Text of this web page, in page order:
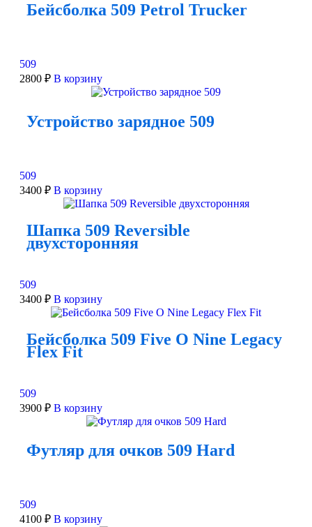
Бейсболка 509 Petrol Trucker
509
2800 ₽ В корзину
Устройство зарядное 509
509
3400 ₽ В корзину
Шапка 509 Reversible
двухсторонняя
509
3400 ₽ В корзину
Бейсболка 509 Five O Nine Legacy
Flex Fit
509
3900 ₽ В корзину
Футляр для очков 509 Hard
509
4100 ₽ В корзину